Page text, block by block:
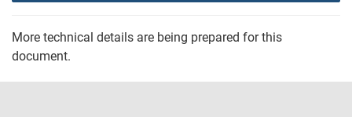
More technical details are being prepared for this
document.